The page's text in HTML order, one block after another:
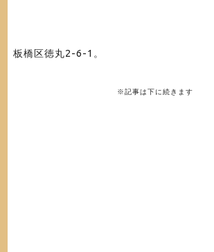
板橋区徳丸2-6-1 。
※記事は下に続きます